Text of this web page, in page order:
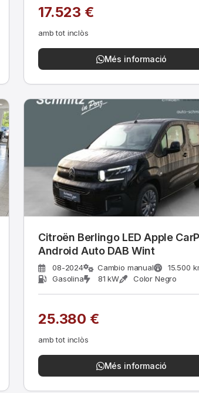
17.523 €
amb tot inclòs
Més informació
Citroën Berlingo LED Apple
Android Auto DAB Wint
08-2024 Cambio manual
15.500
Gasolina
81 kW Color Negro
25.380 €
amb tot inclòs
Més informació